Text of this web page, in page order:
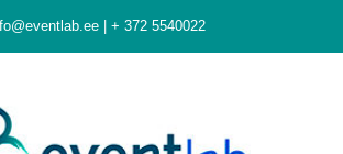
+ 372 5540022